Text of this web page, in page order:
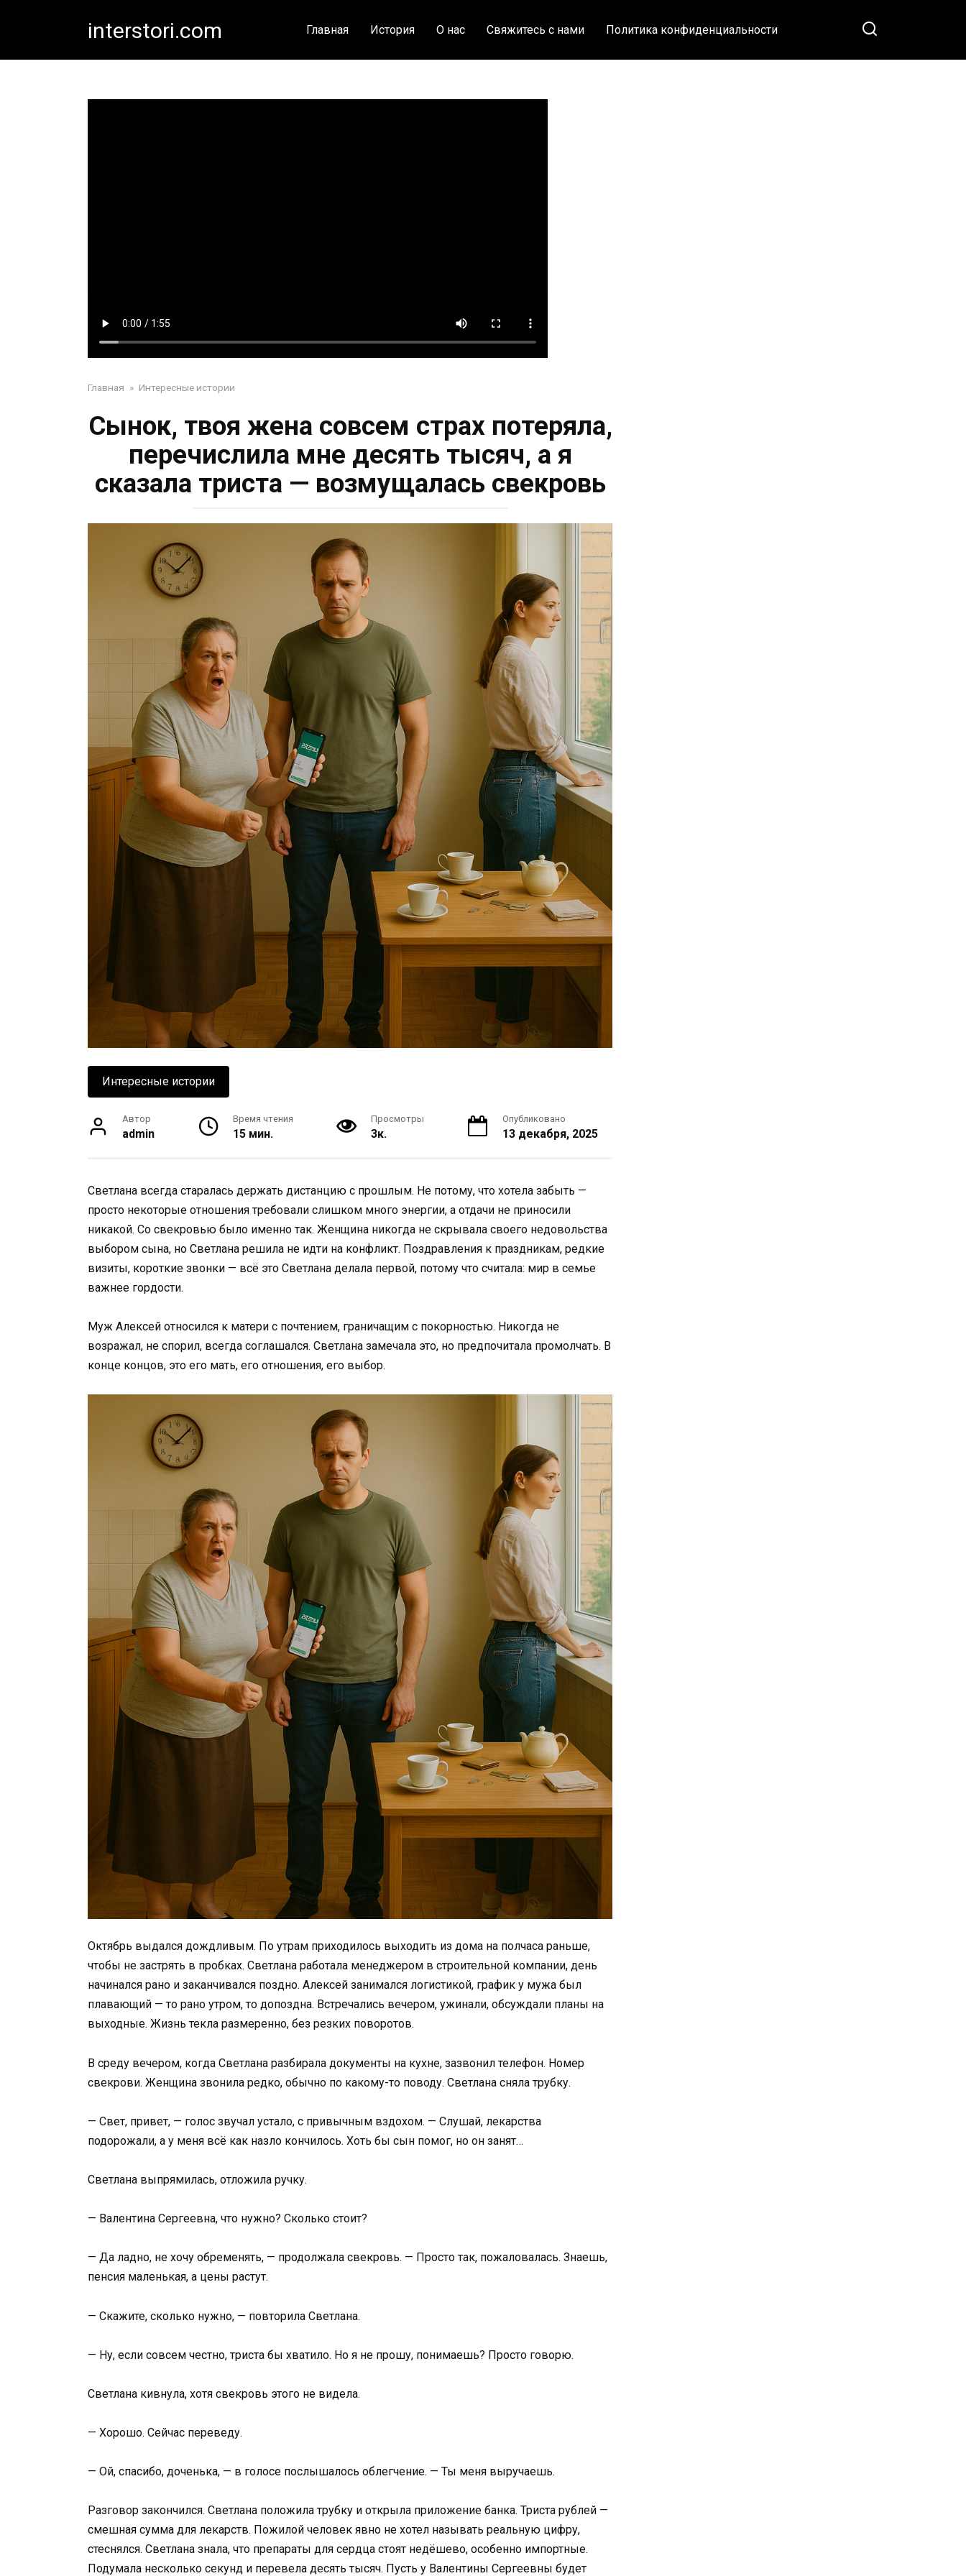
interstori.com Главная История О нас Свяжитесь с нами Политика конфиденциальности
Главная » Интересные истории
Сынок, твоя жена совсем страх потеряла,
перечислила мне десять тысяч, а я
сказала триста — возмущалась свекровь
Интересные истории
Автор
admin
Время чтения
15 мин.
Просмотры
3к.
Опубликовано
13 декабря, 2025
Светлана всегда старалась держать дистанцию с прошлым. Не потому, что хотела забыть —
просто некоторые отношения требовали слишком много энергии, а отдачи не приносили
никакой. Со свекровью было именно так. Женщина никогда не скрывала своего недовольства
выбором сына, но Светлана решила не идти на конфликт. Поздравления к праздникам, редкие
визиты, короткие звонки — всё это Светлана делала первой, потому что считала: мир в семье
важнее гордости.
Муж Алексей относился к матери с почтением, граничащим с покорностью. Никогда не
возражал, не спорил, всегда соглашался. Светлана замечала это, но предпочитала промолчать. В
конце концов, это его мать, его отношения, его выбор.
Октябрь выдался дождливым. По утрам приходилось выходить из дома на полчаса раньше,
чтобы не застрять в пробках. Светлана работала менеджером в строительной компании, день
начинался рано и заканчивался поздно. Алексей занимался логистикой, график у мужа был
плавающий — то рано утром, то допоздна. Встречались вечером, ужинали, обсуждали планы на
выходные. Жизнь текла размеренно, без резких поворотов.
В среду вечером, когда Светлана разбирала документы на кухне, зазвонил телефон. Номер
свекрови. Женщина звонила редко, обычно по какому-то поводу. Светлана сняла трубку.
— Свет, привет, — голос звучал устало, с привычным вздохом. — Слушай, лекарства
подорожали, а у меня всё как назло кончилось. Хоть бы сын помог, но он занят…
Светлана выпрямилась, отложила ручку.
— Валентина Сергеевна, что нужно? Сколько стоит?
— Да ладно, не хочу обременять, — продолжала свекровь. — Просто так, пожаловалась. Знаешь,
пенсия маленькая, а цены растут.
— Скажите, сколько нужно, — повторила Светлана.
— Ну, если совсем честно, триста бы хватило. Но я не прошу, понимаешь? Просто говорю.
Светлана кивнула, хотя свекровь этого не видела.
— Хорошо. Сейчас переведу.
— Ой, спасибо, доченька, — в голосе послышалось облегчение. — Ты меня выручаешь.
Разговор закончился. Светлана положила трубку и открыла приложение банка. Триста рублей —
смешная сумма для лекарств. Пожилой человек явно не хотел называть реальную цифру,
стеснялся. Светлана знала, что препараты для сердца стоят недёшево, особенно импортные.
Подумала несколько секунд и перевела десять тысяч. Пусть у Валентины Сергеевны будет